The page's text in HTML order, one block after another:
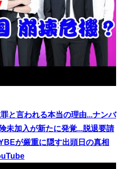
と言われる本当の理由...ナンバ
未加入が新たに発覚...脱退要請
が厳重に隠す出頭日の真相